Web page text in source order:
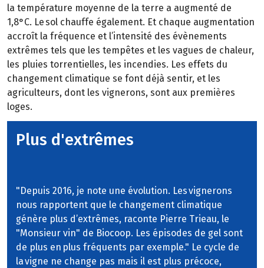
la température moyenne de la terre a augmenté de
1,8°C. Le sol chauffe également. Et chaque augmentation
accroît la fréquence et l’intensité des évènements
extrêmes tels que les tempêtes et les vagues de chaleur,
les pluies torrentielles, les incendies. Les effets du
changement climatique se font déjà sentir, et les
agriculteurs, dont les vignerons, sont aux premières
loges.
Plus d'extrêmes
"Depuis 2016, je note une évolution. Les vignerons
nous rapportent que le changement climatique
génère plus d’extrêmes, raconte Pierre Trieau, le
"Monsieur vin" de Biocoop. Les épisodes de gel sont
de plus en plus fréquents par exemple." Le cycle de
la vigne ne change pas mais il est plus précoce,